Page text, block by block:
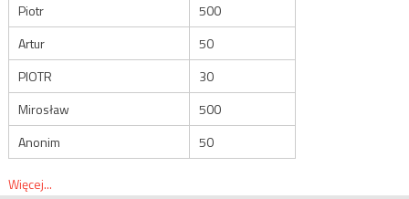
Piotr
500
Artur
50
PIOTR
30
Mirosław
500
Anonim
50
Więcej...